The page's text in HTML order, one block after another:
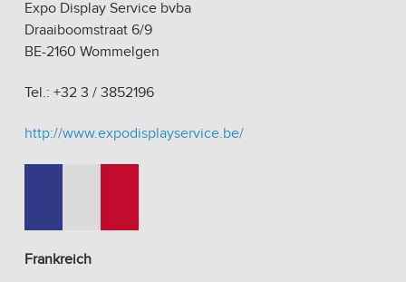
Expo Display Service bvba
Draaiboomstraat 6/9
BE-2160 Wommelgen
Tel.: +32 3 / 3852196
http://www.expodisplayservice.be/
Frankreich